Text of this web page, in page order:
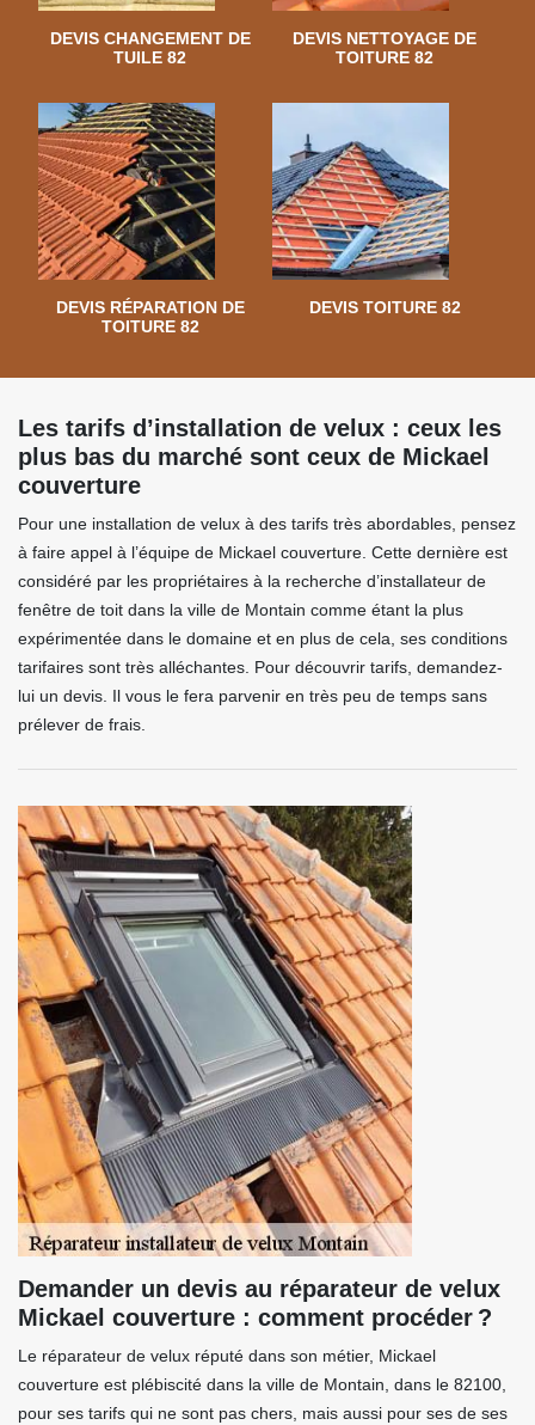
DEVIS CHANGEMENT DE
TUILE 82
DEVIS NETTOYAGE DE
TOITURE 82
DEVIS RÉPARATION DE
TOITURE 82
DEVIS TOITURE 82
Les tarifs d’installation de velux : ceux les
plus bas du marché sont ceux de Mickael
couverture
Pour une installation de velux à des tarifs très abordables, pensez
à faire appel à l’équipe de Mickael couverture. Cette dernière est
considéré par les propriétaires à la recherche d’installateur de
fenêtre de toit dans la ville de Montain comme étant la plus
expérimentée dans le domaine et en plus de cela, ses conditions
tarifaires sont très alléchantes. Pour découvrir tarifs, demandez-
lui un devis. Il vous le fera parvenir en très peu de temps sans
prélever de frais.
Demander un devis au réparateur de velux
Mickael couverture : comment procéder ?
Le réparateur de velux réputé dans son métier, Mickael
couverture est plébiscité dans la ville de Montain, dans le 82100,
pour ses tarifs qui ne sont pas chers, mais aussi pour ses de ses